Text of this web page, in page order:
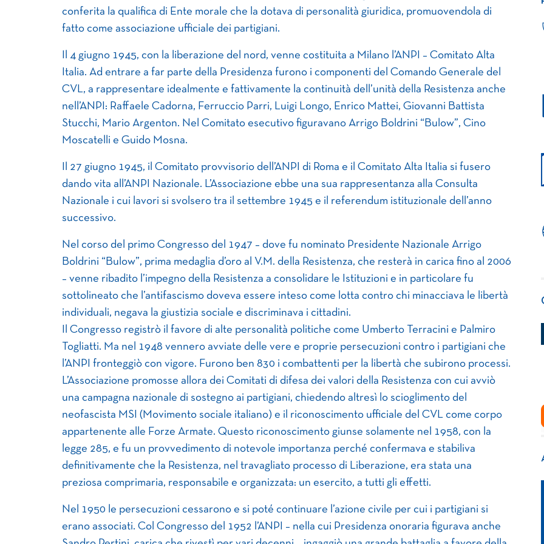
conferita la qualifica di Ente morale che la dotava di personalità giuridica, promuovendola di
fatto come associazione ufficiale dei partigiani.
Il 4 giugno 1945, con la liberazione del nord, venne costituita a Milano l’ANPI – Comitato Alta
Italia. Ad entrare a far parte della Presidenza furono i componenti del Comando Generale del
CVL, a rappresentare idealmente e fattivamente la continuità dell’unità della Resistenza anche
nell’ANPI: Raffaele Cadorna, Ferruccio Parri, Luigi Longo, Enrico Mattei, Giovanni Battista
Stucchi, Mario Argenton. Nel Comitato esecutivo figuravano Arrigo Boldrini “Bulow”, Cino
Moscatelli e Guido Mosna.
Il 27 giugno 1945, il Comitato provvisorio dell’ANPI di Roma e il Comitato Alta Italia si fusero
dando vita all’ANPI Nazionale. L’Associazione ebbe una sua rappresentanza alla Consulta
Nazionale i cui lavori si svolsero tra il settembre 1945 e il referendum istituzionale dell’anno
successivo.
Nel corso del primo Congresso del 1947 – dove fu nominato Presidente Nazionale Arrigo
Boldrini “Bulow”, prima medaglia d’oro al V.M. della Resistenza, che resterà in carica fino al 2006
– venne ribadito l’impegno della Resistenza a consolidare le Istituzioni e in particolare fu
sottolineato che l’antifascismo doveva essere inteso come lotta contro chi minacciava le libertà
individuali, negava la giustizia sociale e discriminava i cittadini.
Il Congresso registrò il favore di alte personalità politiche come Umberto Terracini e Palmiro
Togliatti. Ma nel 1948 vennero avviate delle vere e proprie persecuzioni contro i partigiani che
l’ANPI fronteggiò con vigore. Furono ben 830 i combattenti per la libertà che subirono processi.
L’Associazione promosse allora dei Comitati di difesa dei valori della Resistenza con cui avviò
una campagna nazionale di sostegno ai partigiani, chiedendo altresì lo scioglimento del
neofascista MSI (Movimento sociale italiano) e il riconoscimento ufficiale del CVL come corpo
appartenente alle Forze Armate. Questo riconoscimento giunse solamente nel 1958, con la
legge 285, e fu un provvedimento di notevole importanza perché confermava e stabiliva
definitivamente che la Resistenza, nel travagliato processo di Liberazione, era stata una
preziosa comprimaria, responsabile e organizzata: un esercito, a tutti gli effetti.
Nel 1950 le persecuzioni cessarono e si poté continuare l’azione civile per cui i partigiani si
erano associati. Col Congresso del 1952 l’ANPI – nella cui Presidenza onoraria figurava anche